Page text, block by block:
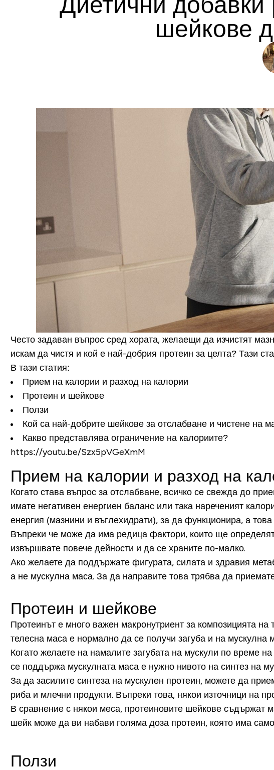
шейкове
Често задаван въпрос сред хората, желаещи да изчистят
искам да чистя и кой е най-добрия протеин за целта? Тази
В тази статия:
Прием на калории и разход на калории
Протеин и шейкове
Ползи
Кой са най-добрите шейкове за отслабване и чистене на
Какво представлява ограничение на калориите?
https://youtu.be/Szx5pVGeXmM
Прием на калории и разход на
Когато става въпрос за отслабване, всичко се свежда до
имате негативен енергиен баланс или така нареченият
енергия (мазнини и въглехидрати), за да функционира, а
Въпреки че може да има редица фактори, които ще
извършвате повече дейности и да се храните по-малко.
Ако желаете да поддържате фигурата, силата и здравия
а не мускулна маса. За да направите това трябва да
Протеин и шейкове
Протеинът е много важен макронутриент за композицията
телесна маса е нормално да се получи загуба и на мускулна
Когато желаете на намалите загубата на мускули по време
се поддържа мускулната маса е нужно нивото на синтез на
За да засилите синтеза на мускулен протеин, можете да
риба и млечни продукти. Въпреки това, някои източници на
В сравнение с някои меса, протеиновите шейкове съдържат
шейк може да ви набави голяма доза протеин, която има
Ползи